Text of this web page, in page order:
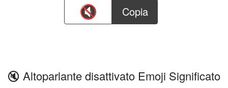
Copia
🔇 Altoparlante disattivato Emoji Significato